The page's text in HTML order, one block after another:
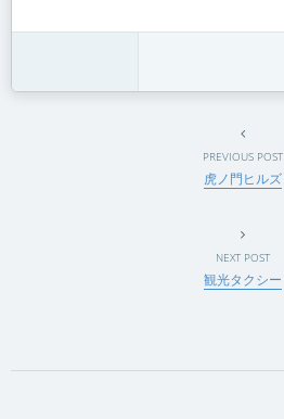
PREVIOUS POST
虎ノ門ヒルズ
NEXT POST
観光タクシー